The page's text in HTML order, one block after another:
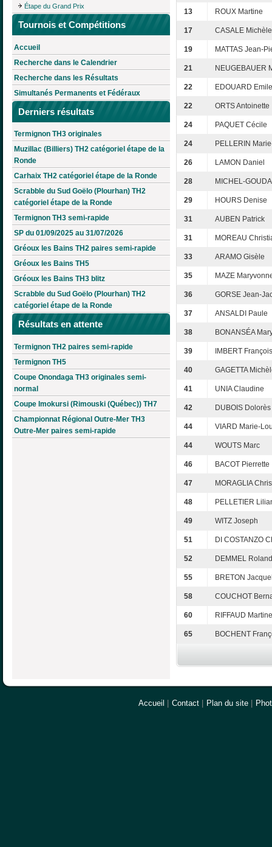
Étape du Grand Prix
Tournois et Compétitions
Accueil
Recherche dans le Calendrier
Recherche dans les Résultats
Simultanés Permanents et Fédéraux
Derniers résultats
Termignon TH3 originales
Muzillac (Billiers) TH2 catégoriel étape de la
Ronde
Carhaix TH2 catégoriel étape de la Ronde
Scrabble du Sud Goëlo (Plourhan) TH2
catégoriel étape de la Ronde
Termignon TH3 semi-rapide
SP du 01/09/2025 au 31/07/2026
Gréoux les Bains TH2 paires semi-rapide
Gréoux les Bains TH5
Gréoux les Bains TH3 blitz
Scrabble du Sud Goëlo (Plourhan) TH2
catégoriel étape de la Ronde
Résultats en attente
Termignon TH2 paires semi-rapide
Termignon TH5
Coupe Onondaga TH3 originales semi-
normal
Coupe Imokursi (Rimouski (Québec)) TH7
Championnat Régional Outre-Mer TH3
Outre-Mer paires semi-rapide
13 ROUX Martine
17 CASALE Michèle
19 MATTAS Jean-
21 NEUGEBAUER
22 EDOUARD Emile
22 ORTS Antoinette
24 PAQUET Cécile
24 PELLERIN
26 LAMON Daniel
28 MICHEL-
29 HOURS Denise
31 AUBEN Patrick
31 MOREAU
33 ARAMO Gisèle
35 MAZE
36 GORSE Jean-
37 ANSALDI Paule
38 BONANSÉA
39 IMBERT
40 GAGETTA
41 UNIA Claudine
42 DUBOIS Dolorès
44 VIARD Marie-
44 WOUTS Marc
46 BACOT Pierrette
47 MORAGLIA
48 PELLETIER
49 WITZ Joseph
51 DI COSTANZO
52 DEMMEL Roland
55 BRETON
58 COUCHOT
60 RIFFAUD Martine
65 BOCHENT
Accueil Contact Plan du site